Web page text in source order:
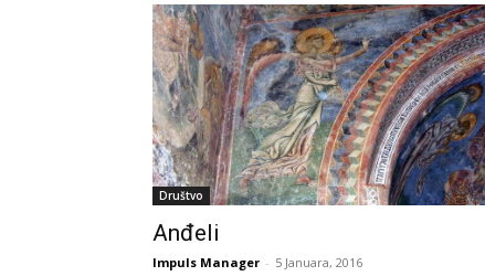
Društvo
Anđeli
Impuls Manager - 5 Januara, 2016